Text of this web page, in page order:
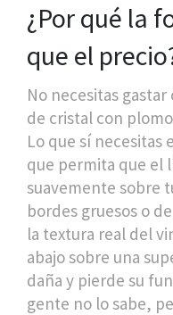
¿Por qué la
que el
No necesitas
de cristal con
Lo que sí necesitas
que permita que el
suavemente sobre
bordes gruesos o
la textura real del
abajo sobre una
daña y pierde su
gente no lo sabe,